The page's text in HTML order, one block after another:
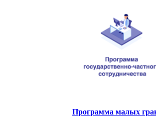
Программа малых